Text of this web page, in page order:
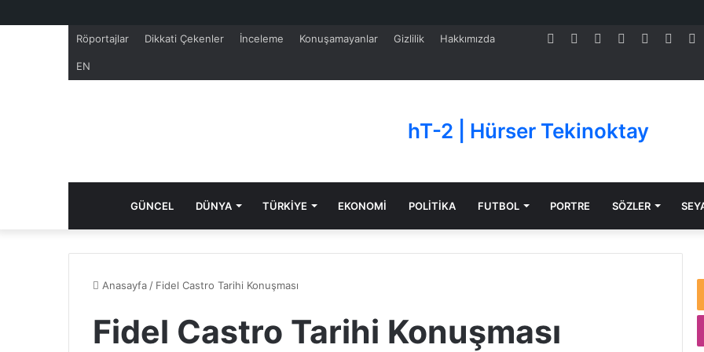
Röportajlar Dikkati Çekenler İnceleme Konuşamayanlar Gizlilik Hakkımızda
EN
YouTube
LinkedIn
Pinterest
Twitter
Facebook
hT-2 | Hürser Tekinoktay
GÜNCEL DÜNYA TÜRKİYE EKONOMİ POLİTİKA FUTBOL PORTRE SÖZLER
Anasayfa / Fidel Castro Tarihi Konuşması
Fidel Castro Tarihi Konuşması